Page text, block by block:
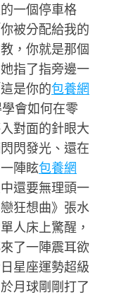
一個停車格
被分配給我的
，你就是那個
指了指旁邊一
是你的包養網
會如何在零
對面的針眼大
閃發光、還在
陣眩包養網
還要無理頭一
狂想曲》張水
人床上驚醒，
了一陣震耳欲
星座運勢超級
月球剛剛打了